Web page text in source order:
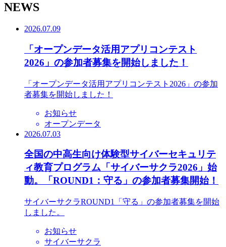
NEWS
2026.07.09
「オープンデータ活用アプリコンテスト
2026」の参加者募集を開始しました！
「オープンデータ活用アプリコンテスト2026」の参加
者募集を開始しました！
お知らせ
オープンデータ
2026.07.03
全国の中高生向け体験型サイバーセキュリテ
ィ教育プログラム「サイバーサクラ2026」始
動。「ROUND1：守る」の参加者募集開始！
サイバーサクラROUND1「守る」の参加者募集を開始
しました。
お知らせ
サイバーサクラ